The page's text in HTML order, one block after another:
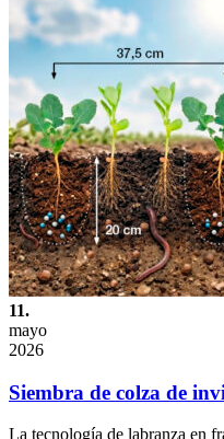
11.
mayo
2026
Siembra de colza de
La tecnología de labranza en